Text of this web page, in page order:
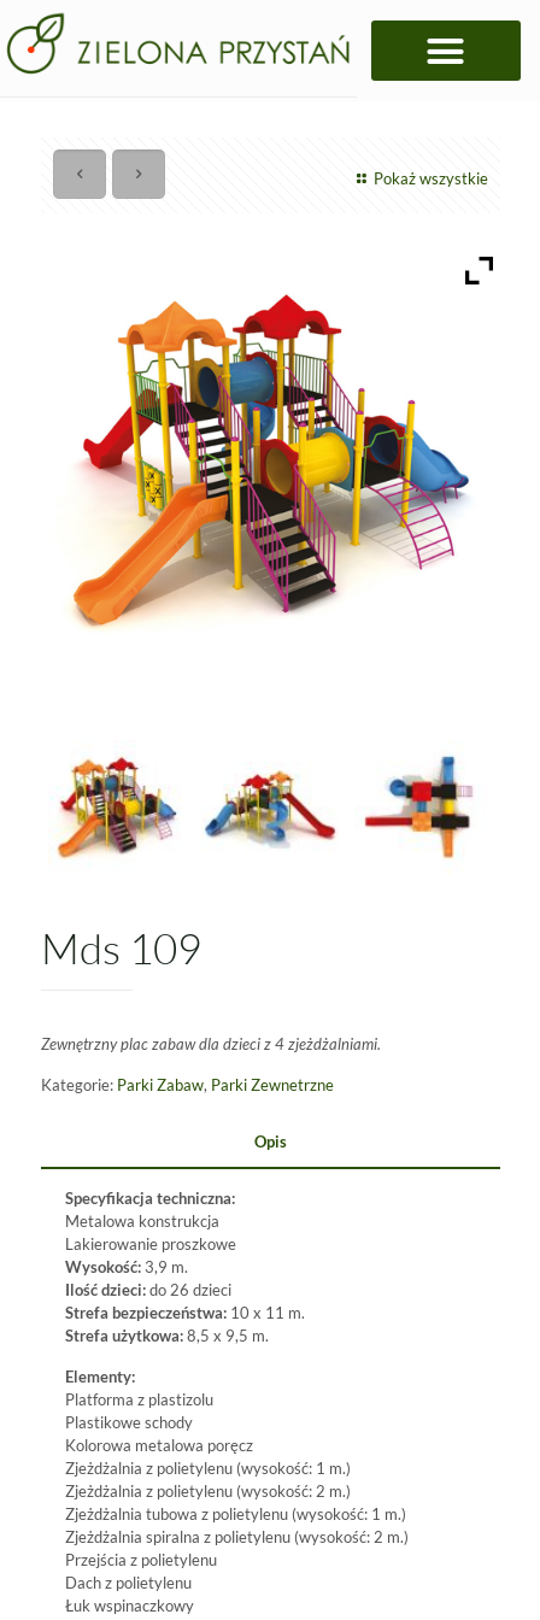
Pokaż wszystkie
Mds 109
Zewnętrzny plac zabaw dla dzieci z 4 zjeżdżalniami.
Kategorie: Parki Zabaw, Parki Zewnetrzne
Opis
Specyfikacja techniczna:
Metalowa konstrukcja
Lakierowanie proszkowe
Wysokość:3,9 m.
Ilość dzieci:do 26 dzieci
Strefa bezpieczeństwa:10 x 11 m.
Strefa użytkowa:8,5 x 9,5 m.
Elementy:
Platforma z plastizolu
Plastikowe schody
Kolorowa metalowa poręcz
Zjeżdżalnia z polietylenu (wysokość: 1 m.)
Zjeżdżalnia z polietylenu (wysokość: 2 m.)
Zjeżdżalnia tubowa z polietylenu (wysokość: 1 m.)
Zjeżdżalnia spiralna z polietylenu (wysokość: 2 m.)
Przejścia z polietylenu
Dach z polietylenu
Łuk wspinaczkowy